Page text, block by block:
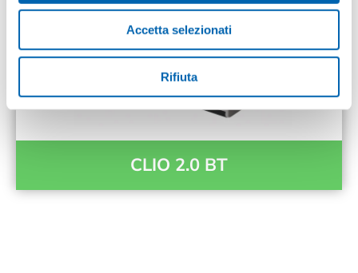
Accetta selezionati
Rifiuta
CLIO 2.0 BT